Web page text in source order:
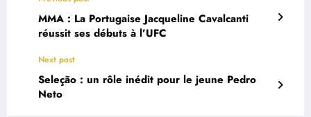
MMA : La Portugaise Jacqueline Cavalcanti
réussit ses débuts à l’UFC
Next post
Seleção : un rôle inédit pour le jeune Pedro
Neto